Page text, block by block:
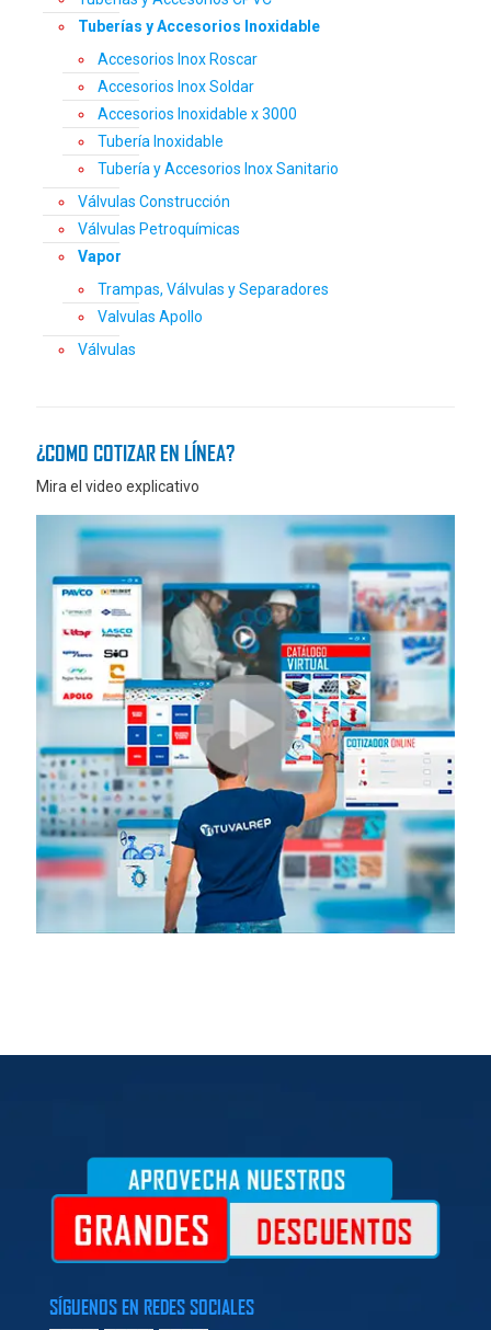
Tuberías y Accesorios Inoxidable
Accesorios Inox Roscar
Accesorios Inox Soldar
Accesorios Inoxidable x 3000
Tubería Inoxidable
Tubería y Accesorios Inox Sanitario
Válvulas Construcción
Válvulas Petroquímicas
Vapor
Trampas, Válvulas y Separadores
Valvulas Apollo
Válvulas
¿COMO COTIZAR EN LÍNEA?
Mira el video explicativo
SÍGUENOS EN REDES SOCIALES